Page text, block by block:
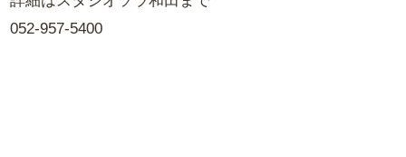
052-957-5400